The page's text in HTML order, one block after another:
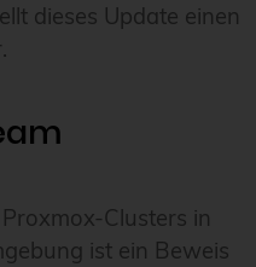
dieses Update einen
Clusters in
ist ein Beweis